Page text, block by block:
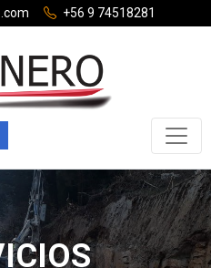
+56 9 74518281